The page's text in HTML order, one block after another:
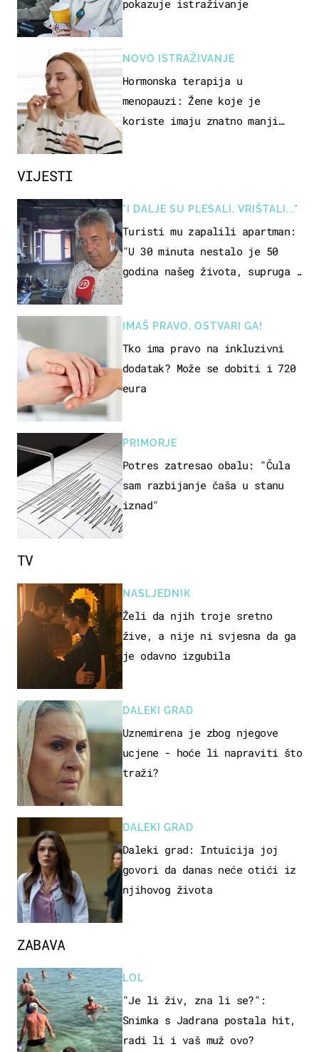
VIJESTI
"I DALJE SU PLESALI, VRIŠTALI..."
Turisti mu zapalili apartman:
"U 30 minuta nestalo je 50
godina našeg života, supruga i
IMAŠ PRAVO, OSTVARI GA!
Tko ima pravo na inkluzivni
dodatak? Može se dobiti i 720
eura
PRIMORJE
Potres zatresao obalu: "Čula
sam razbijanje čaša u stanu
iznad"
pokazuje istraživanje
NOVO ISTRAŽIVANJE
Hormonska terapija u
menopauzi: Žene koje je
koriste imaju znatno manji
ZABAVA
LOL
"Je li živ, zna li se?":
Snimka s Jadrana postala hit,
radi li i vaš muž ovo?
TV
NASLJEDNIK
Želi da njih troje sretno
žive, a nije ni svjesna da ga
je odavno izgubila
DALEKI GRAD
Uznemirena je zbog njegove
ucjene - hoće li napraviti što
traži?
DALEKI GRAD
Daleki grad: Intuicija joj
govori da danas neće otići iz
njihovog života